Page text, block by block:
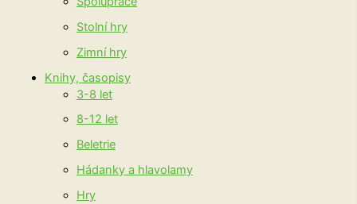
Stolní hry
Zimní hry
Knihy, časopisy
3-8 let
8-12 let
Beletrie
Hádanky a hlavolamy
Hry